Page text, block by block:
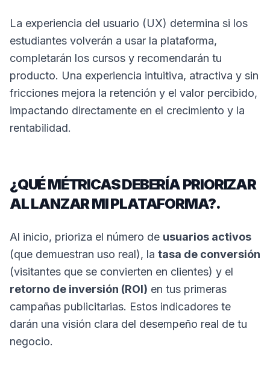
La experiencia del usuario (UX) determina si los
estudiantes volverán a usar la plataforma,
completarán los cursos y recomendarán tu
producto. Una experiencia intuitiva, atractiva y sin
fricciones mejora la retención y el valor percibido,
impactando directamente en el crecimiento y la
rentabilidad.
¿QUÉ MÉTRICAS DEBERÍA PRIORIZAR
AL LANZAR MI PLATAFORMA?.
Al inicio, prioriza el número de usuarios activos
(que demuestran uso real), la tasa de conversión
(visitantes que se convierten en clientes) y el
retorno de inversión (ROI) en tus primeras
campañas publicitarias. Estos indicadores te
darán una visión clara del desempeño real de tu
negocio.